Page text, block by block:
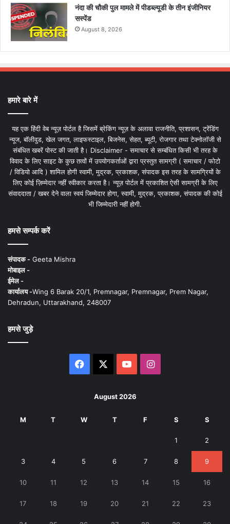
नंदा की चौकी पुल मामले में पीडब्ल्यूडी के तीन इंजीनियर
सस्पेंड
August 8, 2026
हमारे बारे में
यह एक हिंदी वेब न्यूज़ पोर्टल है जिसमें ब्रेकिंग न्यूज़ के अलावा राजनीति, प्रशासन, ट्रेंडिंग
न्यूज, बॉलीवुड, खेल जगत, लाइफस्टाइल, बिजनेस, सेहत, ब्यूटी, रोजगार तथा टेक्नोलॉजी से
संबंधित खबरें पोस्ट की जाती है। Disclaimer - समाचार से सम्बंधित किसी भी तरह के
विवाद के लिए साइट के कुछ तत्वों में उपयोगकर्ताओं द्वारा प्रस्तुत सामग्री ( समाचार / फोटो
/ विडियो आदि ) शामिल होगी स्वामी, मुद्रक, प्रकाशक, संपादक इस तरह के सामग्रियों के
लिए कोई ज़िम्मेदार नहीं स्वीकार करता है। न्यूज़ पोर्टल में प्रकाशित ऐसी सामग्री के लिए
संवाददाता / खबर देने वाला स्वयं जिम्मेदार होगा, स्वामी, मुद्रक, प्रकाशक, संपादक की कोई
भी जिम्मेदारी नहीं होगी.
हमसे सम्पर्क करें
संपादक - Geeta Mishra
मोबाइल -
ईमेल -
कार्यालय -Wing 6 Barak 20/1, Premnagar, Premnagar, Prem Nagar,
Dehradun, Uttarakhand, 248007
हमसे जुड़े
Facebook YouTubeInstagram
August 2026
M T W T F S S
1 2
3 4 5 6 7 8 9
10 11 12 13 14 15 16
17 18 19 20 21 22 23